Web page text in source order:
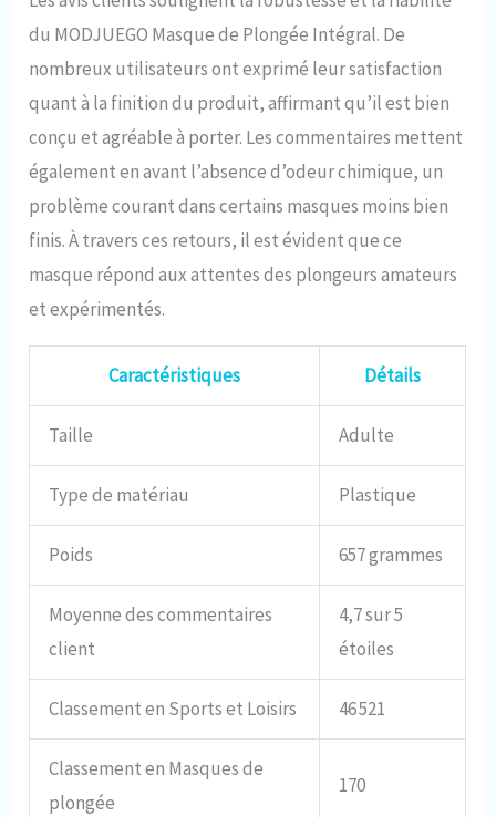
du MODJUEGO Masque de Plongée Intégral. De
nombreux utilisateurs ont exprimé leur satisfaction
quant à la finition du produit, affirmant qu’il est bien
conçu et agréable à porter. Les commentaires mettent
également en avant l’absence d’odeur chimique, un
problème courant dans certains masques moins bien
finis. À travers ces retours, il est évident que ce
masque répond aux attentes des plongeurs amateurs
et expérimentés.
Caractéristiques Détails
Taille Adulte
Type de matériau Plastique
Poids 657 grammes
Moyenne des commentaires
client
4,7 sur 5
étoiles
Classement en Sports et Loisirs 46 521
Classement en Masques de
plongée
170